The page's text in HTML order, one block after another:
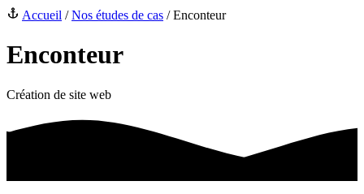
Accueil /Nos études de cas /Enconteur
Enconteur
Création de site web